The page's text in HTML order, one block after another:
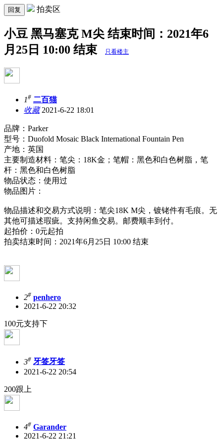
回复 拍卖区
小豆 黑马塞克 M尖 结束时间：2021年6
月25日 10:00 结束
只看楼主
1# 二百猫
收藏2021-6-22 18:01
品牌：Parker
型号：Duofold Mosaic Black International Fountain Pen
产地：英国
主要制造材料：笔尖：18K金；笔帽：黑色和白色树脂，笔
杆：黑色和白色树脂
物品状态：使用过
物品图片：
物品描述和交易方式说明：笔尖18K M尖，镀铑件有毛痕。无
其他可描述瑕疵。支持闲鱼交易。邮费顺丰到付。
起拍价：0元起拍
拍卖结束时间：2021年6月25日 10:00 结束
2# penhero
2021-6-22 20:32
100元支持下
3# 牙签牙签
2021-6-22 20:54
200跟上
4# Garander
2021-6-22 21:21